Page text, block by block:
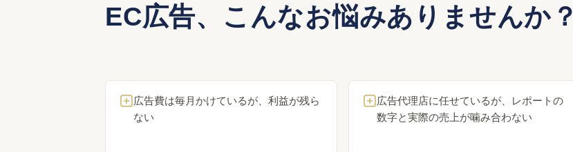
EC広告、こんなお悩みありませんか？
広告費は毎月かけているが、利益が残ら
ない
広告代理店に任せているが、レポートの
数字と実際の売上が噛み合わない